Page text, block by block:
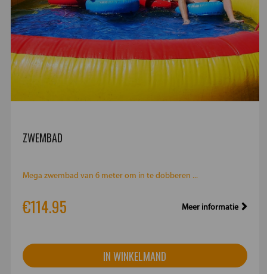
ZWEMBAD
Mega zwembad van 6 meter om in te dobberen ...
€114.95 Meer informatie
IN WINKELMAND